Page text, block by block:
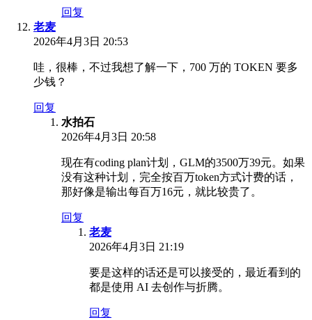
回复
老麦
2026年4月3日 20:53
哇，很棒，不过我想了解一下，700 万的 TOKEN 要多
少钱？
回复
水拍石
2026年4月3日 20:58
现在有coding plan计划，GLM的3500万39元。如果
没有这种计划，完全按百万token方式计费的话，
那好像是输出每百万16元，就比较贵了。
回复
老麦
2026年4月3日 21:19
要是这样的话还是可以接受的，最近看到的
都是使用 AI 去创作与折腾。
回复